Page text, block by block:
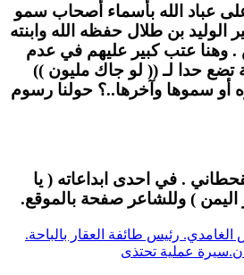
عباد الله بأسماء أصحاب سمو
بن طلال حفظه الله وابنته
عتب كبير عليهم في عدم
تضع حدا لـ (( لو جاك مليون ))
أو سموها وآخرها..؟ حولنا رسوم
. في احدى ابداعاته ( يا
اليمن ) وللشاعر صفحة بالموقع.
الغامدي. رئيس طائفة العقار بالباحة.
عملية تحتذى